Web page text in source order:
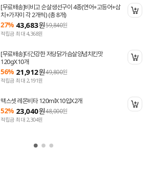
[무료배송]비비고 순살생선구이 4종(연어+고등어+삼
치+가자미 각 2개씩) (총 8개)
27% 43,683원59,840원
적립금 최대 4,368원
[무료배송]더건강한 저당닭가슴살양념치킨맛
120gX10개
56% 21,912원49,800원
적립금 최대 2,191원
맥스셋 레몬비타 120mlX10입X2개
52% 23,040원48,000원
적립금 최대 2,304원